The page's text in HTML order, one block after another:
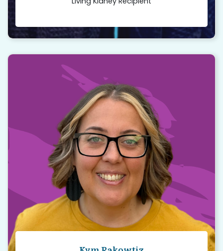
“
I told everyone that I would be back to
donate my liver. It wasn’t long before I was
calling the transplant center and asking
how long I needed to wait between
donation.
Read story